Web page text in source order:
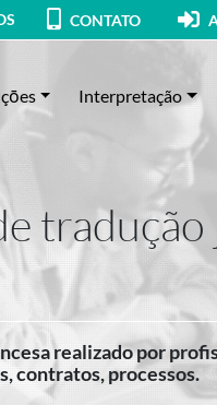
CONTATO
Interpretação
realizado por
contratos, processos.